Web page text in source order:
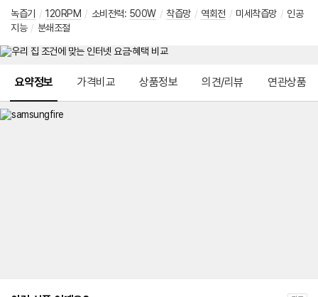
녹즙기 / 120RPM / 소비전력: 500W / 착즙망 / 역회전 / 미세착즙망 / 인공
지능 / 분쇄조절
요약정보 가격비교 상품정보 의견/리뷰 연관상품